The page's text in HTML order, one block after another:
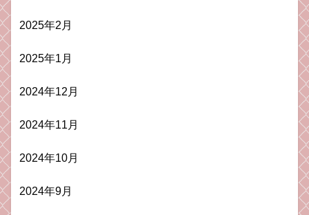
2025年2月
2025年1月
2024年12月
2024年11月
2024年10月
2024年9月